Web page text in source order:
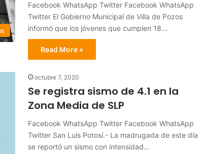
Facebook WhatsApp Twitter Facebook WhatsApp
Twitter El Gobierno Municipal de Villa de Pozos
informó que los jóvenes que cumplen 18…
Read More »
octubre 7, 2020
Se registra sismo de 4.1 en la
Zona Media de SLP
Facebook WhatsApp Twitter Facebook WhatsApp
Twitter San Luis Potosí.- La madrugada de este día
se reportó un sismo con intensidad…